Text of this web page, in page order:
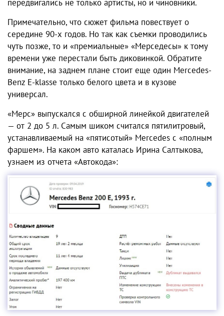
передвигались не только артисты, но и чиновники.
Примечательно, что сюжет фильма повествует о
середине 90-х годов. Но так как съемки проводились
чуть позже, то и «премиальные» «Мерседесы» к тому
времени уже перестали быть диковинкой. Обратите
внимание, на заднем плане стоит еще один Mercedes-
Benz E-klasse только белого цвета и в кузове
универсал.
«Мерс» выпускался с обширной линейкой двигателей
— от 2 до 5 л. Самым шиком считался пятилитровый,
устанавливаемый на «пятисотый» Mercedes с «полным
фаршем». На каком авто каталась Ирина Салтыкова,
узнаем из отчета «Автокода»: